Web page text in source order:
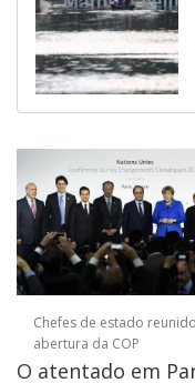
Chefes de estado
abertura da COP
O atentado em